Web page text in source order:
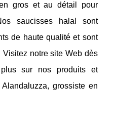
gros et au détail pour
saucisses halal sont
de haute qualité et sont
Visitez notre site Web dès
sur nos produits et
grossiste en